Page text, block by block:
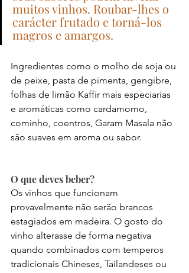
muitos vinhos. Roubar-lhes o
carácter frutado e torná-los
magros e amargos.
Ingredientes como o molho de soja ou
de peixe, pasta de pimenta, gengibre,
folhas de limão Kaffir mais especiarias
e aromáticas como cardamomo,
cominho, coentros, Garam Masala não
são suaves em aroma ou sabor.
O que deves beber?
Os vinhos que funcionam
provavelmente não serão brancos
estagiados em madeira. O gosto do
vinho alterasse de forma negativa
quando combinados com temperos
tradicionais Chineses, Tailandeses ou